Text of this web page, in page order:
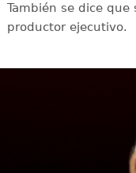
También se dice
productor ejecutivo.